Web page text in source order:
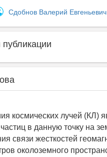
Сдобнов Валерий Евгеньевич
космических лучей (КЛ)
в данную точку на
связи жесткостей
околоземного